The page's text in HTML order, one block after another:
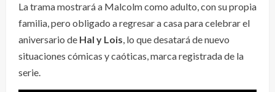
La trama mostrará a Malcolm como adulto, con su propia
familia, pero obligado a regresar a casa para celebrar el
aniversario de Hal y Lois, lo que desatará de nuevo
situaciones cómicas y caóticas, marca registrada de la
serie.